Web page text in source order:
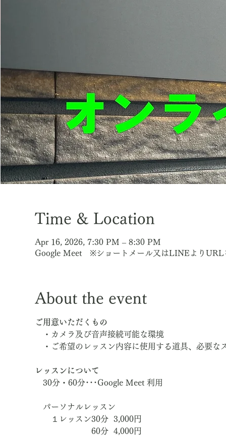
Time & Location
Apr 16, 2026, 7:30 PM – 8:30 PM
Google Meet ※ショートメール又はLINEよりURL
About the event
ご用意いただくもの
・カメラ及び音声接続可能な環境
・ご希望のレッスン内容に使用する道具、必要な
レッスンについて
30分・60分･･･Google Meet 利用
パーソナルレッスン
１レッスン30分  3,000円
60分  4,000円